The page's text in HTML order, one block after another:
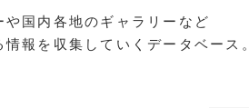
や国内各地のギャラリーなど
報を収集していくデータベース